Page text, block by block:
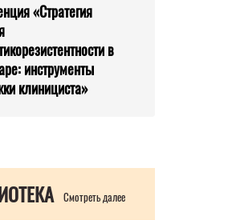
«Стратегия
в
инструменты
клинициста»
Смотреть далее